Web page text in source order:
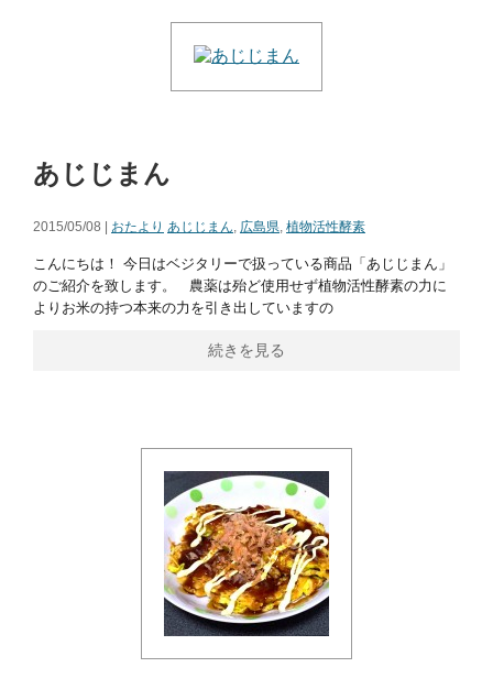
あじじまん
2015/05/08 | おたより あじじまん, 広島県, 植物活性酵素
こんにちは！ 今日はベジタリーで扱っている商品「あじじまん」
のご紹介を致します。 農薬は殆ど使用せず植物活性酵素の力に
よりお米の持つ本来の力を引き出していますの
続きを見る